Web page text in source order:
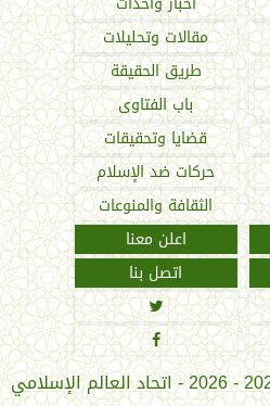
مقالات وتحليلات
طريق الحقيقة
باب الفتاوى
قضايا وتحقيقات
حركات ضد الإسلام
الثقافة والمنوعات
اعلن معنا
اتصل بنا

